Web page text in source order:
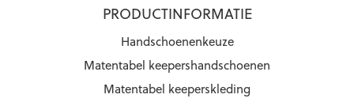
PRODUCTINFORMATIE
Handschoenenkeuze
Matentabel keepershandschoenen
Matentabel keeperskleding